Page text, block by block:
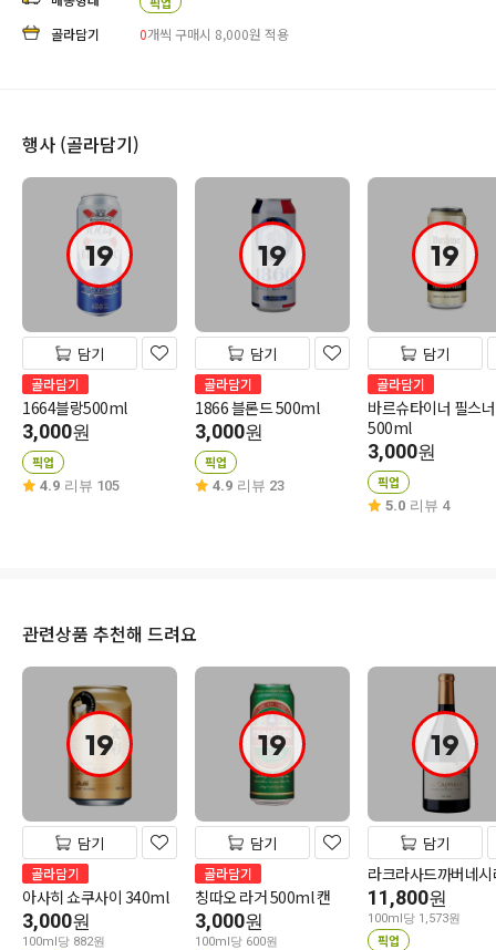
골라담기 0개씩 구매시 8,000원 적용
행사 (골라담기)
19
담기
골라담기
1664블랑500ml
3,000원
픽업
4.9 리뷰 105
19
담기
골라담기
1866 블론드 500ml
3,000원
픽업
4.9 리뷰 23
19
담기
골라담기
바르슈타이너 필스너
500ml
3,000원
픽업
5.0 리뷰 4
관련상품 추천해 드려요
19
담기
골라담기
아사히 쇼쿠사이 340ml
3,000원
100ml당 882원
19
담기
골라담기
칭따오 라거 500ml 캔
3,000원
100ml당 600원
19
담기
라크라사드까버네시
11,800원
100ml당 1,573원
픽업